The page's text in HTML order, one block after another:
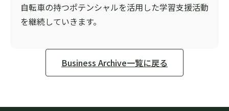
自転車の持つポテンシャルを活用した学習支援活動
を継続していきます。
Business Archive一覧に戻る